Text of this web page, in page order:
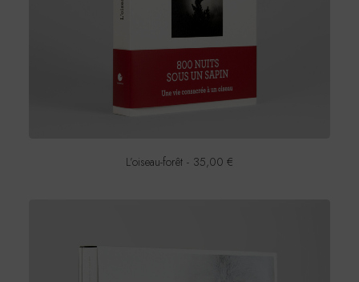
L’oiseau-forêt 35,00 €